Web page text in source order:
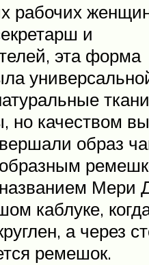
рабочих
и
эта форма
но качеством
образ
Мери
каблуке,
а через
ремешок.